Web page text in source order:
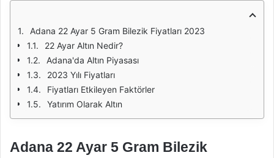
Adana 22 Ayar 5 Gram Bilezik Fiyatları 2023
22 Ayar Altın Nedir?
Adana'da Altın Piyasası
2023 Yılı Fiyatları
Fiyatları Etkileyen Faktörler
Yatırım Olarak Altın
Adana 22 Ayar 5 Gram Bilezik